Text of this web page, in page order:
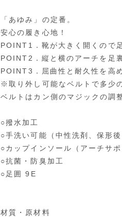
「あゆみ」の定番。
安心の履き心地！
POINT1．靴が大きく開くので
POINT2．縦と横のアーチを足
POINT3．屈曲性と耐久性を高
※取り外し可能なベルトで多少
ベルトはカン側のマジックの調
○撥水加工
○手洗い可能（中性洗剤、保形後
○カップインソール（アーチサ
○抗菌・防臭加工
○足囲 9E
材質・原材料